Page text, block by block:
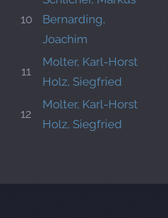
10
Bernarding,
Joachim
11
Molter, Karl-Horst
Holz, Siegfried
12
Molter, Karl-Horst
Holz, Siegfried